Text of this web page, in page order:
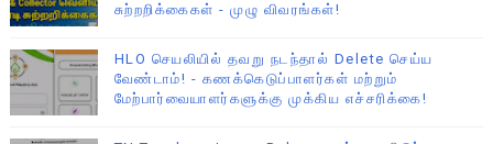
சுற்றறிக்கைகள் - முழு விவரங்கள்!
HLO செயலியில் தவறு நடந்தால் Delete செய்ய
வேண்டாம்! - கணக்கெடுப்பாளர்கள் மற்றும்
மேற்பார்வையாளர்களுக்கு முக்கிய எச்சரிக்கை!